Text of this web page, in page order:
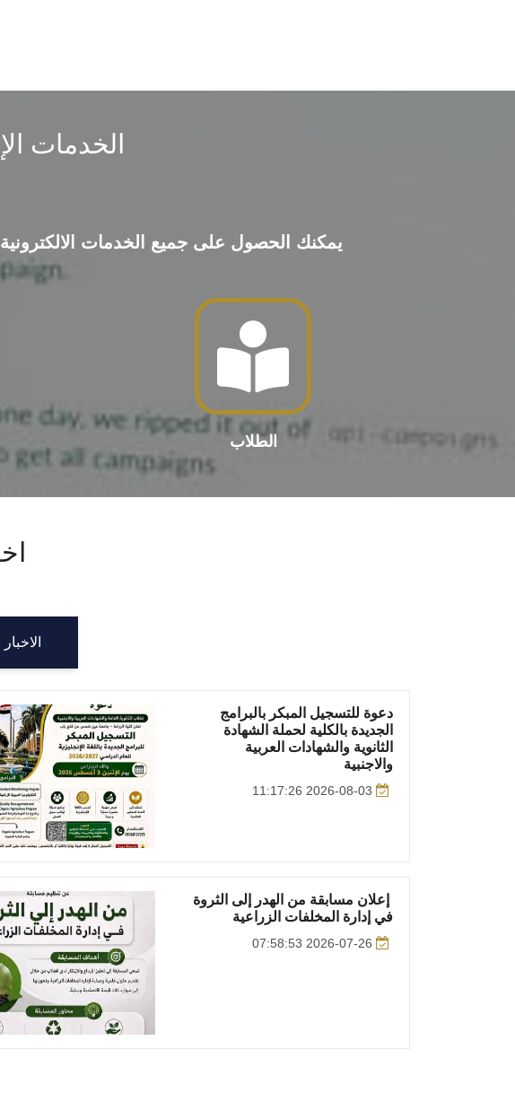
الخدمات
يمكنك الحصول على جميع الخدمات الالكترونية
الطلاب
الاخبار
دعوة للتسجيل المبكر بالبرامج
الجديدة بالكلية لحملة الشهادة
الثانوية والشهادات العربية
والاجنبية
2026-08-03 11:17:26
إعلان مسابقة من الهدر إلى الثروة
في إدارة المخلفات الزراعية
2026-07-26 07:58:53